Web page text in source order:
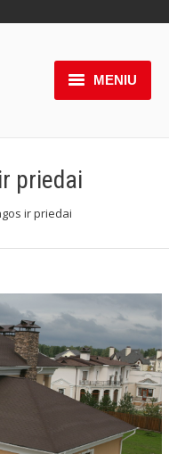
MENIU
priedai
ir priedai